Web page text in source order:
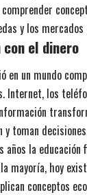
y los mercados
con el dinero
en un mundo
Internet, los
y toman
años la educación
mayoría, hoy
conceptos